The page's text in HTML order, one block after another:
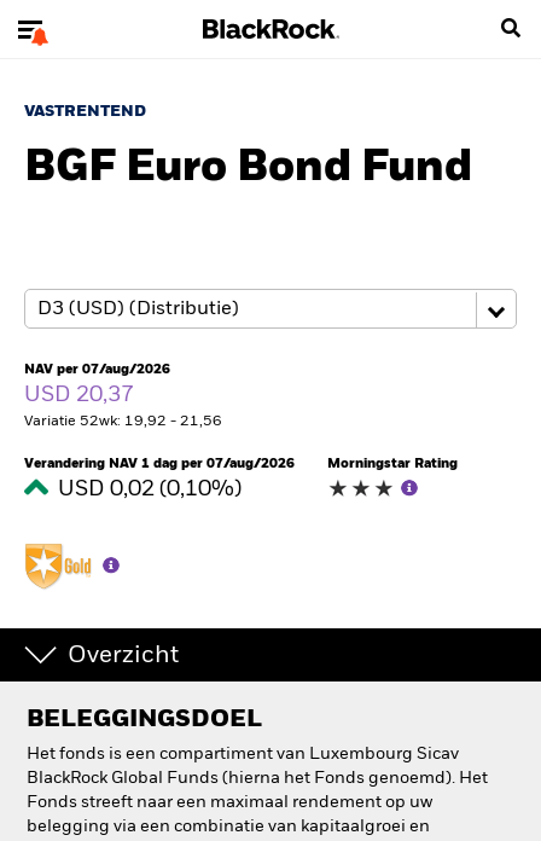
VASTRENTEND
BGF Euro Bond Fund
NAV per 07/aug/2026
USD 20,37
Variatie 52wk: 19,92 - 21,56
Verandering NAV 1 dag per 07/aug/2026
USD 0,02 (0,10%)
Morningstar Rating
Overzicht
BELEGGINGSDOEL
Het fonds is een compartiment van Luxembourg Sicav
BlackRock Global Funds (hierna het Fonds genoemd). Het
Fonds streeft naar een maximaal rendement op uw
belegging via een combinatie van kapitaalgroei en